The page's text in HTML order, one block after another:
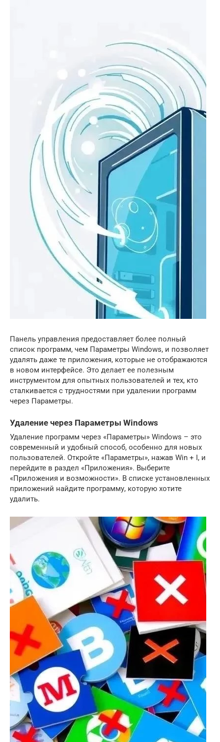
Панель управления предоставляет более полный
список программ, чем Параметры Windows, и позволяет
удалять даже те приложения, которые не отображаются
в новом интерфейсе. Это делает ее полезным
инструментом для опытных пользователей и тех, кто
сталкивается с трудностями при удалении программ
через Параметры.
Удаление через Параметры Windows
Удаление программ через «Параметры» Windows – это
современный и удобный способ, особенно для новых
пользователей. Откройте «Параметры», нажав Win + I, и
перейдите в раздел «Приложения». Выберите
«Приложения и возможности». В списке установленных
приложений найдите программу, которую хотите
удалить.